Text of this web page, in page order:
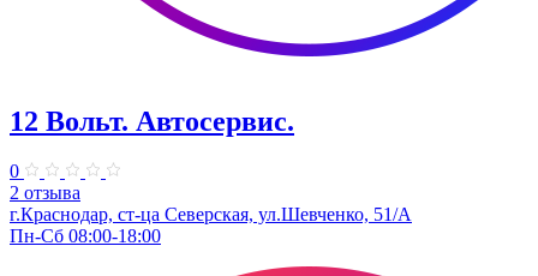
12 Вольт. Автосервис.
0
2 отзыва
г.Краснодар, ст-ца Северская, ул.Шевченко, 51/А
Пн-Сб 08:00-18:00